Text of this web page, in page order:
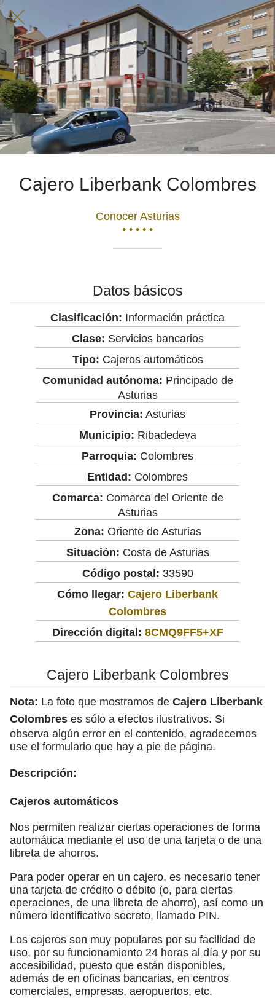
Cajero Liberbank Colombres
Conocer Asturias
• • • • •
Datos básicos
Clasificación: Información práctica
Clase: Servicios bancarios
Tipo: Cajeros automáticos
Comunidad autónoma: Principado de
Asturias
Provincia: Asturias
Municipio: Ribadedeva
Parroquia: Colombres
Entidad: Colombres
Comarca: Comarca del Oriente de
Asturias
Zona: Oriente de Asturias
Situación: Costa de Asturias
Código postal: 33590
Cómo llegar: Cajero Liberbank
Colombres
Dirección digital: 8CMQ9FF5+XF
Cajero Liberbank Colombres
Nota: La foto que mostramos de Cajero Liberbank
Colombres es sólo a efectos ilustrativos. Si
observa algún error en el contenido, agradecemos
use el formulario que hay a pie de página.
Descripción:
Cajeros automáticos
Nos permiten realizar ciertas operaciones de forma
automática mediante el uso de una tarjeta o de una
libreta de ahorros.
Para poder operar en un cajero, es necesario tener
una tarjeta de crédito o débito (o, para ciertas
operaciones, de una libreta de ahorro), así como un
número identificativo secreto, llamado PIN.
Los cajeros son muy populares por su facilidad de
uso, por su funcionamiento 24 horas al día y por su
accesibilidad, puesto que están disponibles,
además de en oficinas bancarias, en centros
comerciales, empresas, aeropuertos, etc.